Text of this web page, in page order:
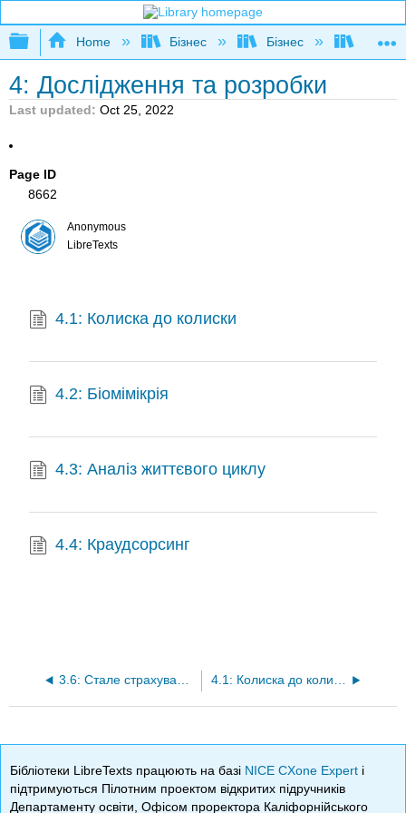
Expand/collapse global hierarchy
Home Бізнес Бізнес
4: Дослідження та розробки
Last updated Oct 25, 2022
Page ID
8662
Anonymous
LibreTexts
4.1: Колиска до колиски
4.2: Біомімікрія
4.3: Аналіз життєвого циклу
4.4: Краудсорсинг
Бібліотеки LibreTexts працюють на базі NICE CXone Expert і
підтримуються Пілотним проектом відкритих підручників
Департаменту освіти, Офісом проректора Каліфорнійського